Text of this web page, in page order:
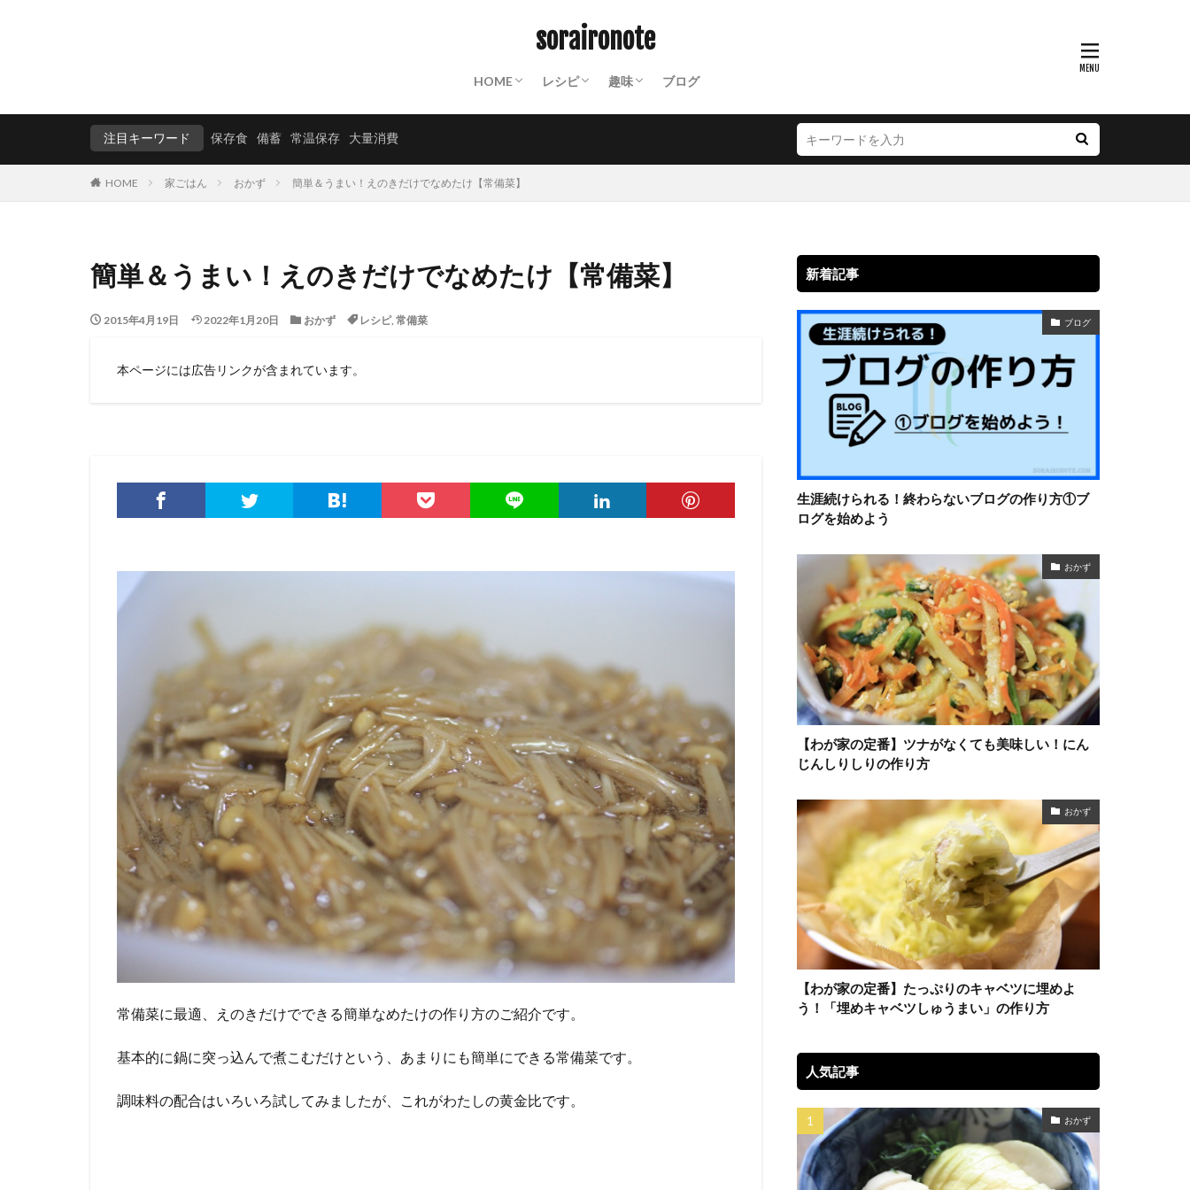
soraironote
HOME
ABOUT
終活ノート
備蓄ノート：常温保存食材リスト
防災ノート：防災グッズリスト
保存食カレンダー
動画撮影機材
山装備一覧
レシピ
保存食
パスタ
クスクス
ご飯もの
パン
おかず
スイーツ
麺類
飲み物
世界の料理
粉もの
調味料
インスタント
山ごはん
趣味
Mt.
沼津散策
お遍路
PHOTO
週末百姓生活
NOTES
ブログ
注目キーワード 保存食 備蓄 常温保存 大量消費
HOME 家ごはん おかず 簡単＆うまい！えのきだけでなめたけ【常備菜】
簡単＆うまい！えのきだけでなめたけ【常備菜】
2015年4月19日 2022年1月20日 おかず レシピ, 常備菜
本ページには広告リンクが含まれています。
常備菜に最適、えのきだけでできる簡単なめたけの作り方のご紹介です。
基本的に鍋に突っ込んで煮こむだけという、あまりにも簡単にできる常備菜です。
調味料の配合はいろいろ試してみましたが、これがわたしの黄金比です。
新着記事
ブログ
生涯続けられる！終わらないブログの作り方①ブ
ログを始めよう
おかず
【わが家の定番】ツナがなくても美味しい！にん
じんしりしりの作り方
おかず
【わが家の定番】たっぷりのキャベツに埋めよ
う！「埋めキャベツしゅうまい」の作り方
人気記事
おかず